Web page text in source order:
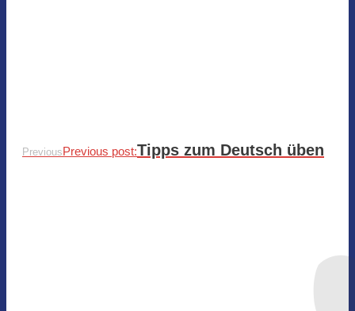
PreviousPrevious post:Tipps zum Deutsch üben